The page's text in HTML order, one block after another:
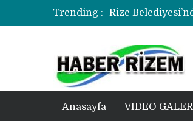
Trending :
Rize
Üzerine kale
Rize’de
Anasayfa VIDEO